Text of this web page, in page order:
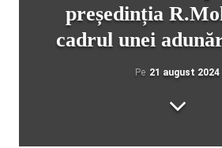
președinția
cadrul unei
Pe 21 august 2024